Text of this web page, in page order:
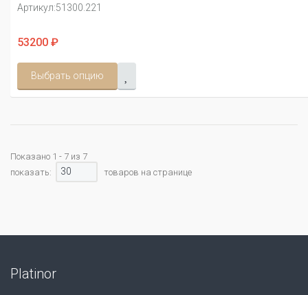
Артикул:51300.221
53200 ₽
Выбрать опцию
Показано 1 - 7 из 7
показать:
30 товаров на странице
Platinor